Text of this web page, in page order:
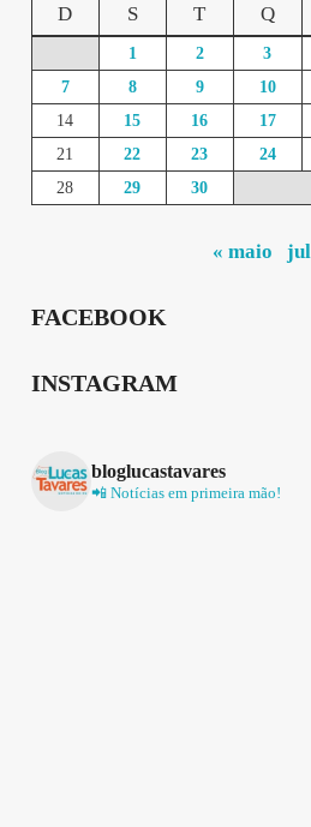
D S T Q
1 2 3
7
8 9 10
14
15 16 17
21
22 23 24
28
29 30
« maio
FACEBOOK
INSTAGRAM
bloglucastavares
📲 Notícias em primeira mão!